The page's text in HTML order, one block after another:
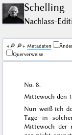
Schelling
Nachlass-
🔎︎ 🔎︎ Me­ta­da­ten
Querverweise
No. 8.
Mittewoch den
Nun weiß ich
Tage in
Mittewoch der